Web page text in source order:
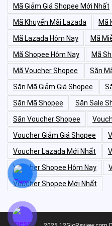
Mã Giảm Giá Shopee Mới Nhất
Mã Khuyến Mãi Lazada
Mã
Mã Lazada Hôm Nay
Mã
Mã Shopee Hôm Nay
Mã
Mã Voucher Shopee
Săn
Săn Mã Giảm Giá Shopee
Săn Mã Shopee
Săn Sale
Săn Voucher Shopee
Voucher Giảm Giá Shopee
Voucher Lazada Mới Nhất
Voucher Shopee Hôm Nay
Voucher Shopee Mới Nhất